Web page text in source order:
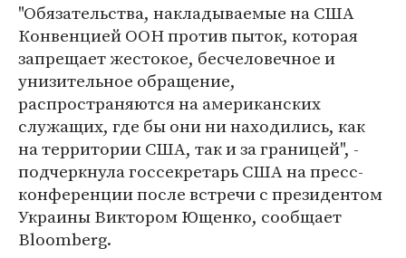
"Обязательства, накладываемые на США
Конвенцией ООН против пыток, которая
запрещает жестокое, бесчеловечное и
унизительное обращение,
распространяются на американских
служащих, где бы они ни находились, как
на территории США, так и за границей", -
подчеркнула госсекретарь США на пресс-
конференции после встречи с президентом
Украины Виктором Ющенко, сообщает
Bloomberg.